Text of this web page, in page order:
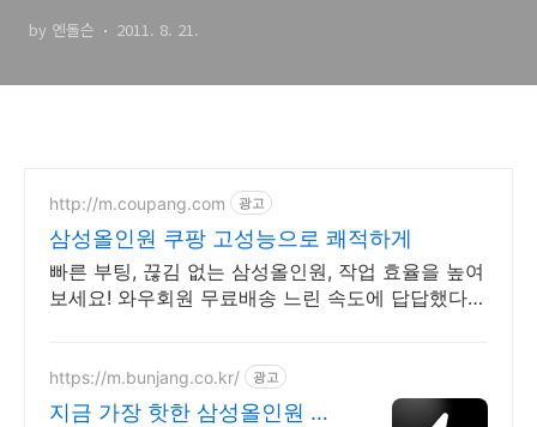
빛나는 블랙 디자인 AF310
올인원PC
by 엔돌슨 2011. 8. 21.
http://m.coupang.com 광고
삼성올인원 쿠팡 고성능으로 쾌적하게
빠른 부팅, 끊김 없는 삼성올인원, 작업 효율을 높여
보세요! 와우회원 무료배송 느린 속도에 답답했다
https://m.bunjang.co.kr/ 광고
지금 가장 핫한 삼성올인원 국